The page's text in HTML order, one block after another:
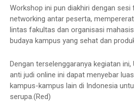
Workshop ini pun diakhiri dengan
networking antar peserta,
lintas fakultas dan organisasi
budaya kampus yang sehat dan
Dengan terselenggaranya kegiatan ini,
anti judi online ini dapat menyebar
kampus-kampus lain di Indonesia
serupa.(Red)